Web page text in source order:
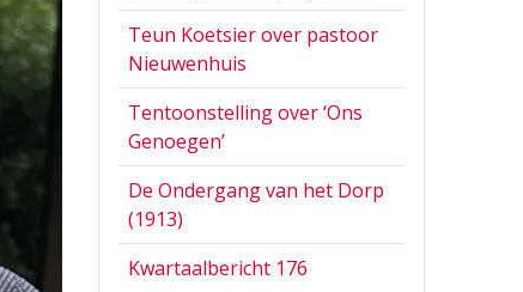
Teun Koetsier over pastoor
Nieuwenhuis
Tentoonstelling over ‘Ons
Genoegen’
De Ondergang van het Dorp
(1913)
Kwartaalbericht 176